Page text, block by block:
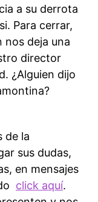
a su derrota
Para cerrar,
nos deja una
director
¿Alguien dijo
de la
sus dudas,
en mensajes
click aquí.